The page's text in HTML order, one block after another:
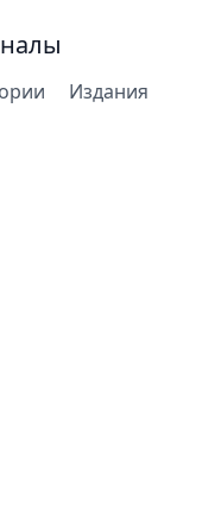
Издания